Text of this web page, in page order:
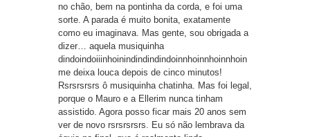
no chão, bem na pontinha da corda, e foi uma
sorte. A parada é muito bonita, exatamente
como eu imaginava. Mas gente, sou obrigada a
dizer… aquela musiquinha
dindoindoiiinhoinindindindindoinnhoinnhoinnhoin
me deixa louca depois de cinco minutos!
Rsrsrsrsrs ô musiquinha chatinha. Mas foi legal,
porque o Mauro e a Ellerim nunca tinham
assistido. Agora posso ficar mais 20 anos sem
ver de novo rsrsrsrsrs. Eu só não lembrava da